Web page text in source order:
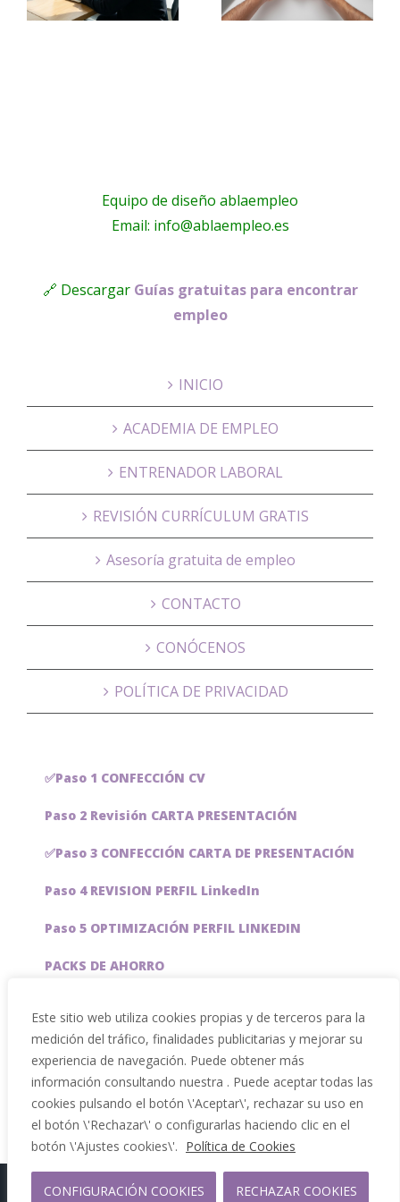
Este sitio web utiliza cookies propias y de terceros para la
medición del tráfico, finalidades publicitarias y mejorar su
experiencia de navegación. Puede obtener más
información consultando nuestra . Puede aceptar todas las
cookies pulsando el botón \'Aceptar\', rechazar su uso en
el botón \'Rechazar\' o configurarlas haciendo clic en el
botón \'Ajustes cookies\'. Política de Cookies
CONFIGURACIÓN COOKIES RECHAZAR COOKIES
De
Equipo de diseño ablaempleo
Email: info@ablaempleo.es
🔗 Descargar Guías gratuitas para encontrar
empleo
INICIO
ACADEMIA DE EMPLEO
ENTRENADOR LABORAL
REVISIÓN CURRÍCULUM GRATIS
Asesoría gratuita de empleo
CONTACTO
CONÓCENOS
POLÍTICA DE PRIVACIDAD
✅Paso 1 CONFECCIÓN CV
Paso 2 Revisión CARTA PRESENTACIÓN
✅Paso 3 CONFECCIÓN CARTA DE PRESENTACIÓN
Paso 4 REVISION PERFIL LinkedIn
Paso 5 OPTIMIZACIÓN PERFIL LINKEDIN
PACKS DE AHORRO
Servicios especiales
Copyright 2012 - 2026 |